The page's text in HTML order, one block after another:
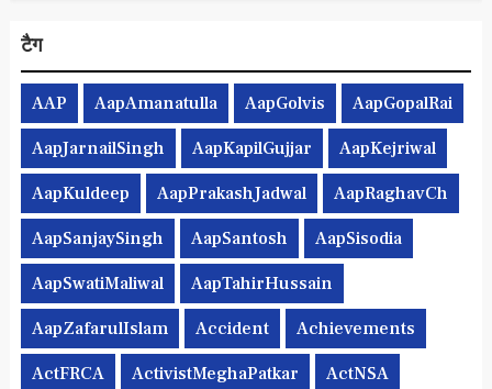
टैग
AAP AapAmanatulla AapGolvis AapGopalRai
AapJarnailSingh AapKapilGujjar AapKejriwal
AapKuldeep AapPrakashJadwal AapRaghavCh
AapSanjaySingh AapSantosh AapSisodia
AapSwatiMaliwal AapTahirHussain
AapZafarulIslam Accident Achievements
ActFRCA ActivistMeghaPatkar ActNSA